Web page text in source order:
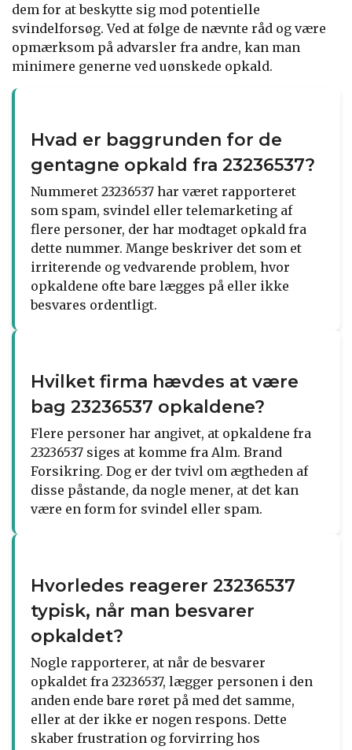
dem for at beskytte sig mod potentielle
svindelforsøg. Ved at følge de nævnte råd og være
opmærksom på advarsler fra andre, kan man
minimere generne ved uønskede opkald.
Hvad er baggrunden for de
gentagne opkald fra 23236537?
Nummeret 23236537 har været rapporteret
som spam, svindel eller telemarketing af
flere personer, der har modtaget opkald fra
dette nummer. Mange beskriver det som et
irriterende og vedvarende problem, hvor
opkaldene ofte bare lægges på eller ikke
besvares ordentligt.
Hvilket firma hævdes at være
bag 23236537 opkaldene?
Flere personer har angivet, at opkaldene fra
23236537 siges at komme fra Alm. Brand
Forsikring. Dog er der tvivl om ægtheden af
disse påstande, da nogle mener, at det kan
være en form for svindel eller spam.
Hvorledes reagerer 23236537
typisk, når man besvarer
opkaldet?
Nogle rapporterer, at når de besvarer
opkaldet fra 23236537, lægger personen i den
anden ende bare røret på med det samme,
eller at der ikke er nogen respons. Dette
skaber frustration og forvirring hos